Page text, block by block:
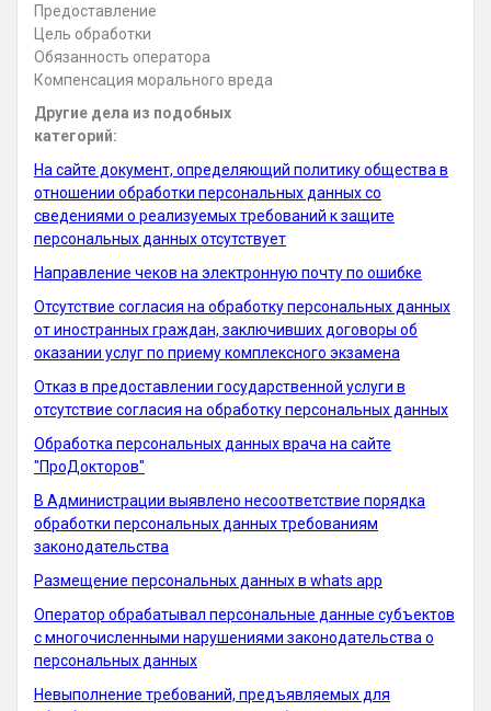
Предоставление
Цель обработки
Обязанность оператора
Компенсация морального вреда
Другие дела из подобных
категорий:
На сайте документ, определяющий политику общества в
отношении обработки персональных данных со
сведениями о реализуемых требований к защите
персональных данных отсутствует
Направление чеков на электронную почту по ошибке
Отсутствие согласия на обработку персональных данных
от иностранных граждан, заключивших договоры об
оказании услуг по приему комплексного экзамена
Отказ в предоставлении государственной услуги в
отсутствие согласия на обработку персональных данных
Обработка персональных данных врача на сайте
"ПроДокторов"
В Администрации выявлено несоответствие порядка
обработки персональных данных требованиям
законодательства
Размещение персональных данных в whats app
Оператор обрабатывал персональные данные субъектов
с многочисленными нарушениями законодательства о
персональных данных
Невыполнение требований, предъявляемых для